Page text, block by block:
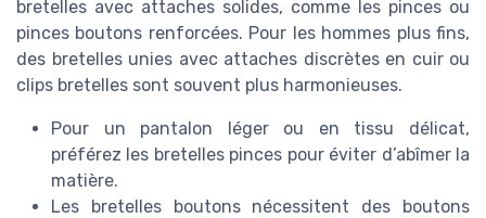
bretelles avec attaches solides, comme les pinces ou
pinces boutons renforcées. Pour les hommes plus fins,
des bretelles unies avec attaches discrètes en cuir ou
clips bretelles sont souvent plus harmonieuses.
Pour un pantalon léger ou en tissu délicat,
préférez les bretelles pinces pour éviter d’abîmer la
matière.
Les bretelles boutons nécessitent des boutons